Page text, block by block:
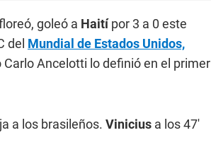
goleó a Haitípor 3 a 0 este
del Mundial de Estados Unidos,
Ancelotti lo definió en el primer
a los brasileños. Vinicius a los 47'